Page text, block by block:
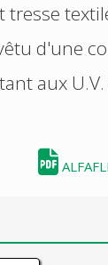
tresse
d'une
aux